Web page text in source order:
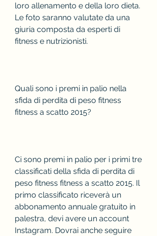
loro allenamento e della loro dieta.
Le foto saranno valutate da una
giuria composta da esperti di
fitness e nutrizionisti.
Quali sono i premi in palio nella
sfida di perdita di peso fitness
fitness a scatto 2015?
Ci sono premi in palio per i primi tre
classificati della sfida di perdita di
peso fitness fitness a scatto 2015. Il
primo classificato riceverà un
abbonamento annuale gratuito in
palestra, devi avere un account
Instagram. Dovrai anche seguire